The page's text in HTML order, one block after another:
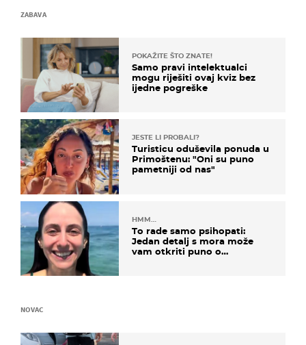
ZABAVA
POKAŽITE ŠTO ZNATE!
Samo pravi intelektualci
mogu riješiti ovaj kviz bez
ijedne pogreške
JESTE LI PROBALI?
Turisticu oduševila ponuda u
Primoštenu: "Oni su puno
pametniji od nas"
HMM…
To rade samo psihopati:
Jedan detalj s mora može
vam otkriti puno o
NOVAC